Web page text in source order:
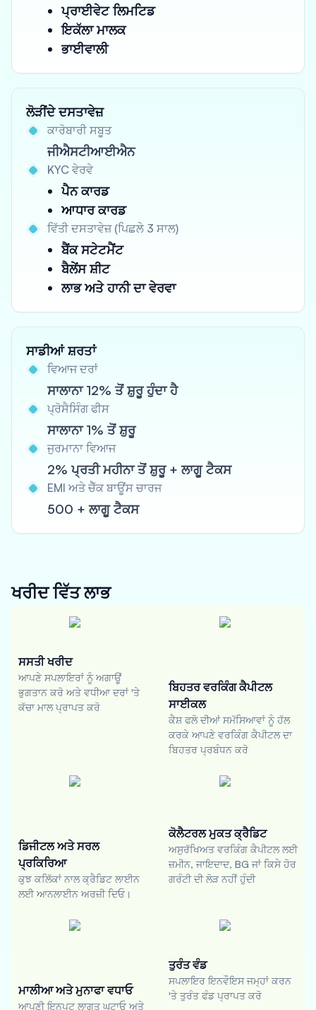
ਪ੍ਰਾਈਵੇਟ ਲਿਮਟਿਡ
ਇਕੱਲਾ ਮਾਲਕ
ਭਾਈਵਾਲੀ
ਲੋੜੀਂਦੇ ਦਸਤਾਵੇਜ਼
ਕਾਰੋਬਾਰੀ ਸਬੂਤ
ਜੀਐਸਟੀਆਈਐਨ
KYC ਵੇਰਵੇ
ਪੈਨ ਕਾਰਡ
ਆਧਾਰ ਕਾਰਡ
ਵਿੱਤੀ ਦਸਤਾਵੇਜ਼ (ਪਿਛਲੇ 3 ਸਾਲ)
ਬੈਂਕ ਸਟੇਟਮੈਂਟ
ਬੈਲੇਂਸ ਸ਼ੀਟ
ਲਾਭ ਅਤੇ ਹਾਨੀ ਦਾ ਵੇਰਵਾ
ਸਾਡੀਆਂ ਸ਼ਰਤਾਂ
ਵਿਆਜ ਦਰਾਂ
ਸਾਲਾਨਾ 12% ਤੋਂ ਸ਼ੁਰੂ ਹੁੰਦਾ ਹੈ
ਪ੍ਰੋਸੈਸਿੰਗ ਫੀਸ
ਸਾਲਾਨਾ 1% ਤੋਂ ਸ਼ੁਰੂ
ਜੁਰਮਾਨਾ ਵਿਆਜ
2% ਪ੍ਰਤੀ ਮਹੀਨਾ ਤੋਂ ਸ਼ੁਰੂ + ਲਾਗੂ ਟੈਕਸ
EMI ਅਤੇ ਚੈੱਕ ਬਾਊਂਸ ਚਾਰਜ
500 + ਲਾਗੂ ਟੈਕਸ
ਖਰੀਦ ਵਿੱਤਲਾਭ
ਸਸਤੀ ਖਰੀਦ
ਆਪਣੇ ਸਪਲਾਇਰਾਂ ਨੂੰ ਅਗਾਊਂ
ਭੁਗਤਾਨ ਕਰੋ ਅਤੇ ਵਧੀਆ ਦਰਾਂ 'ਤੇ
ਕੱਚਾ ਮਾਲ ਪ੍ਰਾਪਤ ਕਰੋ
ਬਿਹਤਰ ਵਰਕਿੰਗ ਕੈਪੀਟਲ
ਸਾਈਕਲ
ਕੈਸ਼ ਫਲੋ ਦੀਆਂ ਸਮੱਸਿਆਵਾਂ ਨੂੰ ਹੱਲ
ਕਰਕੇ ਆਪਣੇ ਵਰਕਿੰਗ ਕੈਪੀਟਲ ਦਾ
ਬਿਹਤਰ ਪ੍ਰਬੰਧਨ ਕਰੋ
ਡਿਜੀਟਲ ਅਤੇ ਸਰਲ
ਪ੍ਰਕਿਰਿਆ
ਕੁਝ ਕਲਿੱਕਾਂ ਨਾਲ ਕ੍ਰੈਡਿਟ ਲਾਈਨ
ਲਈ ਆਨਲਾਈਨ ਅਰਜ਼ੀ ਦਿਓ।
ਕੋਲੈਟਰਲ ਮੁਕਤ ਕ੍ਰੈਡਿਟ
ਅਸੁਰੱਖਿਅਤ ਵਰਕਿੰਗ ਕੈਪੀਟਲ ਲਈ
ਜ਼ਮੀਨ, ਜਾਇਦਾਦ, BG ਜਾਂ ਕਿਸੇ ਹੋਰ
ਗਰੰਟੀ ਦੀ ਲੋੜ ਨਹੀਂ ਹੁੰਦੀ
ਮਾਲੀਆ ਅਤੇ ਮੁਨਾਫਾ ਵਧਾਓ
ਆਪਣੀ ਇਨਪੁਟ ਲਾਗਤ ਘਟਾਓ ਅਤੇ
ਤੁਰੰਤ ਵੰਡ
ਸਪਲਾਇਰ ਇਨਵੌਇਸ ਜਮ੍ਹਾਂ ਕਰਨ
'ਤੇ ਤੁਰੰਤ ਫੰਡ ਪ੍ਰਾਪਤ ਕਰੋ